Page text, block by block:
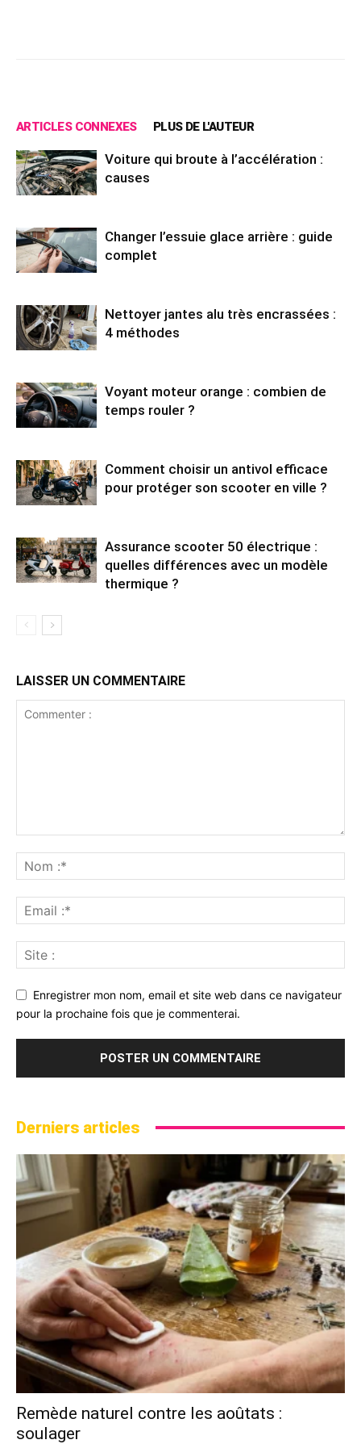
ARTICLES CONNEXES PLUS DE L'AUTEUR
Voiture qui broute à l’accélération :
causes
Changer l’essuie glace arrière : guide
complet
Nettoyer jantes alu très encrassées :
4 méthodes
Voyant moteur orange : combien de
temps rouler ?
Comment choisir un antivol efficace
pour protéger son scooter en ville ?
Assurance scooter 50 électrique :
quelles différences avec un modèle
thermique ?
LAISSER UN COMMENTAIRE
Enregistrer mon nom, email et site web dans ce navigateur
pour la prochaine fois que je commenterai.
Derniers articles
Remède naturel contre les aoûtats :
soulager